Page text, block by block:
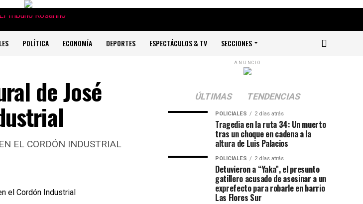
POLÍTICA ECONOMÍA DEPORTES ESPECTÁCULOS & TV SECCIONES
de José
EL CORDÓN INDUSTRIAL
ANUNCIO
ÚLTIMAS TENDENCIAS
POLICIALES 2 días atrás
Tragedia en la ruta 34: Un muerto
tras un choque en cadena a la
altura de Luis Palacios
POLICIALES 2 días atrás
Detuvieron a “Yaka”, el presunto
gatillero acusado de asesinar a un
exprefecto para robarle en barrio
Las Flores Sur